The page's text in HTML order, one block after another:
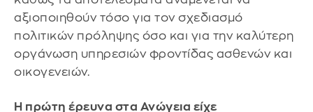
αξιοποιηθούν τόσο για τον σχεδιασμό
πολιτικών πρόληψης όσο και για την καλύτερη
οργάνωση υπηρεσιών φροντίδας ασθενών και
οικογενειών.
Η πρώτη έρευνα στα Ανώγεια είχε